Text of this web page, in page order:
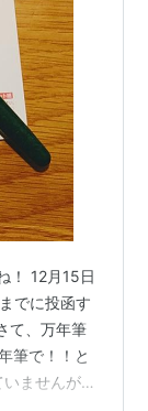
！ 12月15日
でに投函す
て、万年筆
筆で！！と
いませんが…